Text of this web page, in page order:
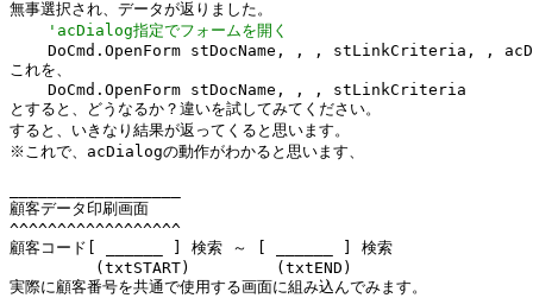
無事選択され、データが返りました。
'acDialog指定でフォームを開く
DoCmd.OpenForm stDocName, , , stLinkCriteria, ,
これを、
    DoCmd.OpenForm stDocName, , , stLinkCriteria
とすると、どうなるか？違いを試してみてください。
すると、いきなり結果が返ってくると思います。
※これで、acDialogの動作がわかると思います、
顧客データ印刷画面
^^^^^^^^^^^^^^^^^^
顧客コード[ ______ ] 検索 ～ [ ______ ] 検索
         (txtSTART)         (txtEND)
実際に顧客番号を共通で使用する画面に組み込んでみます。